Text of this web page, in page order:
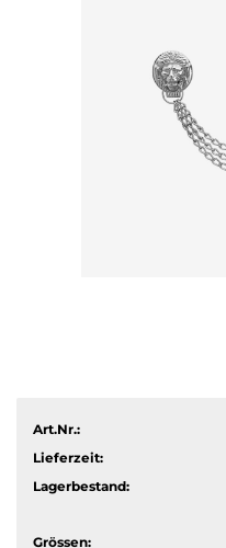
Art.Nr.:
Lieferzeit:
Lagerbestand:
Grössen: